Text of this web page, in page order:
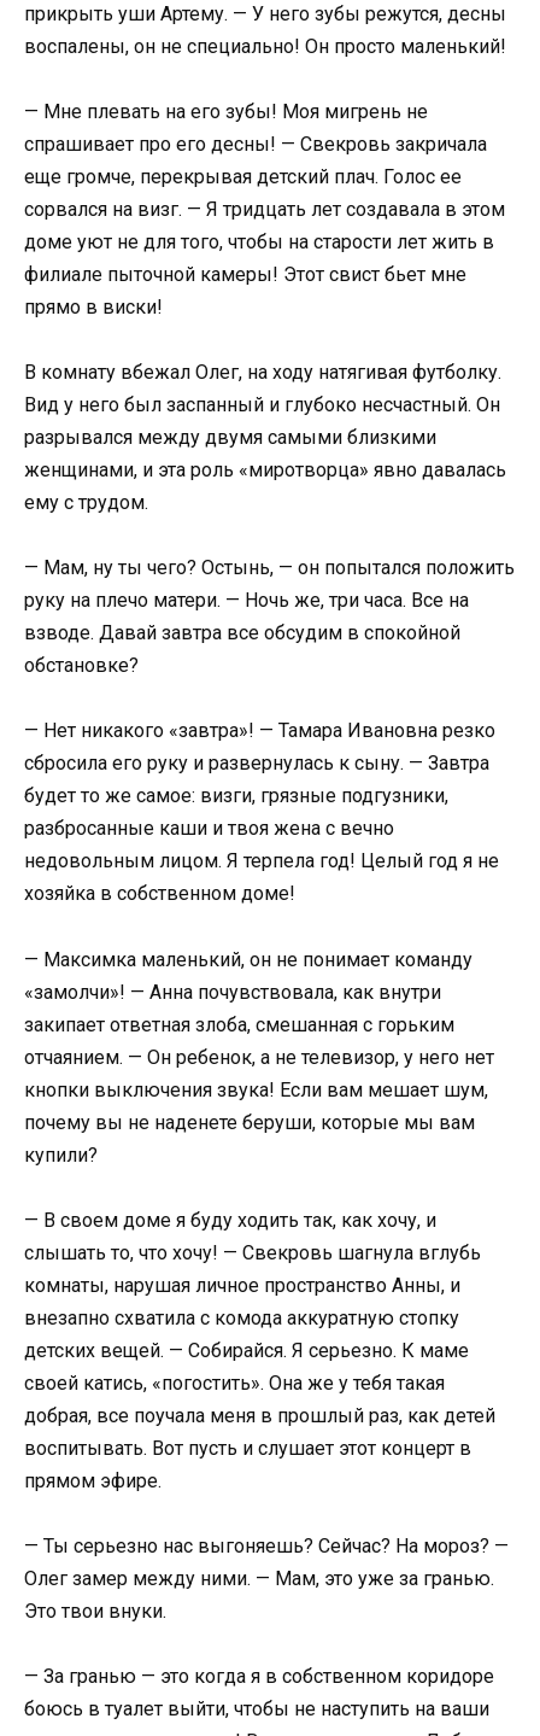
прикрыть уши Артему. — У него зубы режутся, десны
воспалены, он не специально! Он просто маленький!
— Мне плевать на его зубы! Моя мигрень не
спрашивает про его десны! — Свекровь закричала
еще громче, перекрывая детский плач. Голос ее
сорвался на визг. — Я тридцать лет создавала в этом
доме уют не для того, чтобы на старости лет жить в
филиале пыточной камеры! Этот свист бьет мне
прямо в виски!
В комнату вбежал Олег, на ходу натягивая футболку.
Вид у него был заспанный и глубоко несчастный. Он
разрывался между двумя самыми близкими
женщинами, и эта роль «миротворца» явно давалась
ему с трудом.
— Мам, ну ты чего? Остынь, — он попытался положить
руку на плечо матери. — Ночь же, три часа. Все на
взводе. Давай завтра все обсудим в спокойной
обстановке?
— Нет никакого «завтра»! — Тамара Ивановна резко
сбросила его руку и развернулась к сыну. — Завтра
будет то же самое: визги, грязные подгузники,
разбросанные каши и твоя жена с вечно
недовольным лицом. Я терпела год! Целый год я не
хозяйка в собственном доме!
— Максимка маленький, он не понимает команду
«замолчи»! — Анна почувствовала, как внутри
закипает ответная злоба, смешанная с горьким
отчаянием. — Он ребенок, а не телевизор, у него нет
кнопки выключения звука! Если вам мешает шум,
почему вы не наденете беруши, которые мы вам
купили?
— В своем доме я буду ходить так, как хочу, и
слышать то, что хочу! — Свекровь шагнула вглубь
комнаты, нарушая личное пространство Анны, и
внезапно схватила с комода аккуратную стопку
детских вещей. — Собирайся. Я серьезно. К маме
своей катись, «погостить». Она же у тебя такая
добрая, все поучала меня в прошлый раз, как детей
воспитывать. Вот пусть и слушает этот концерт в
прямом эфире.
— Ты серьезно нас выгоняешь? Сейчас? На мороз? —
Олег замер между ними. — Мам, это уже за гранью.
Это твои внуки.
— За гранью — это когда я в собственном коридоре
боюсь в туалет выйти, чтобы не наступить на ваши